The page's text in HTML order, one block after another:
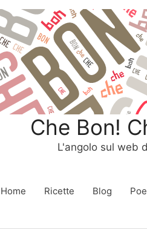
Che Bon!
L'angolo sul web
Home Ricette Blog